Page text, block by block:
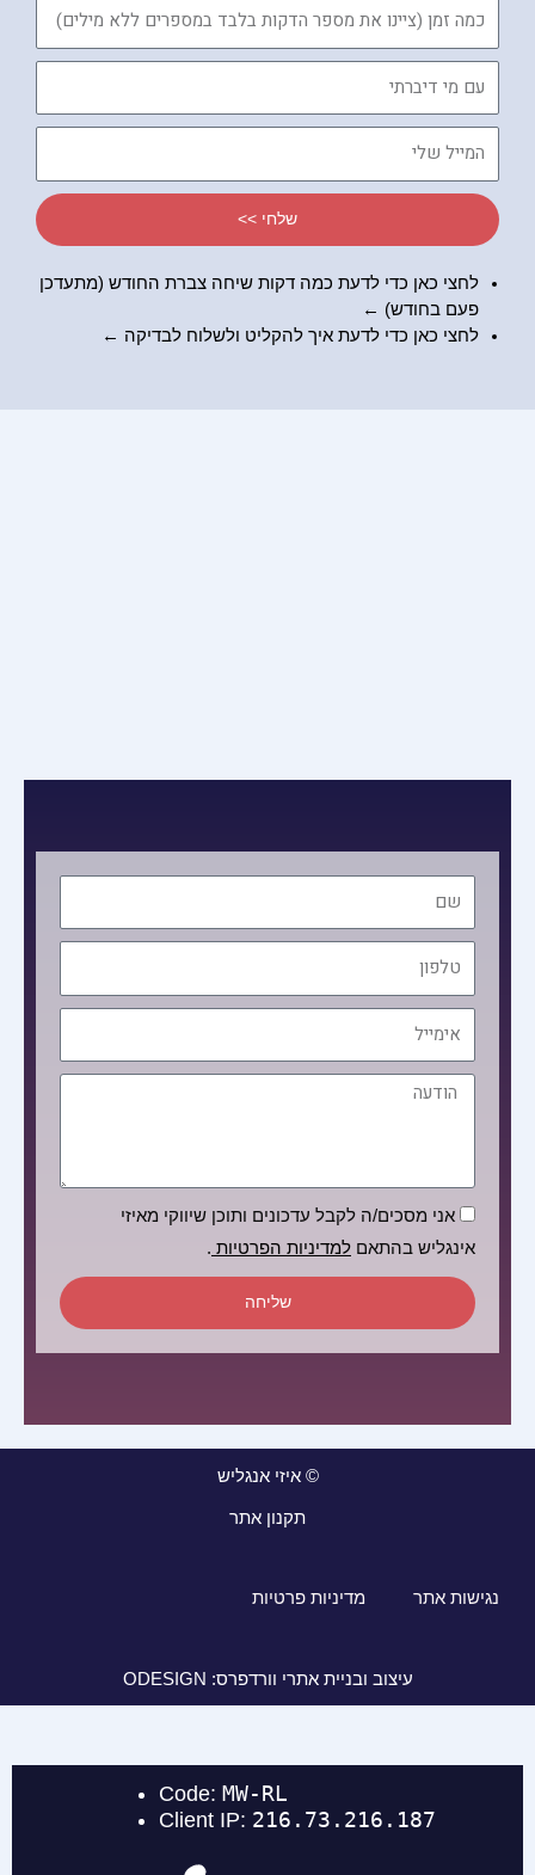
שלחי >>
לחצי כאן כדי לדעת כמה דקות שיחה צברת החודש (מתעדכן
פעם בחודש) ←
לחצי כאן כדי לדעת איך להקליט ולשלוח לבדיקה ←
טלפון
הודעה
הסכמה
אני מסכים/ה לקבל עדכונים ותוכן שיווקי מאיזי
אינגליש בהתאם למדיניות הפרטיות .
שליחה
© איזי אנגליש
תקנון אתר
נגישות אתר מדיניות פרטיות
עיצוב ובניית אתרי וורדפרס: ODESIGN